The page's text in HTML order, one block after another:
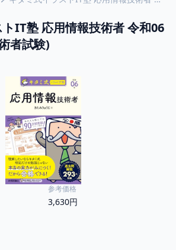
IT塾 応用情報技術者 令和06
者試験)
参考価格
3,630円